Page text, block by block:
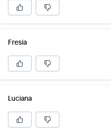
Fresia
Luciana